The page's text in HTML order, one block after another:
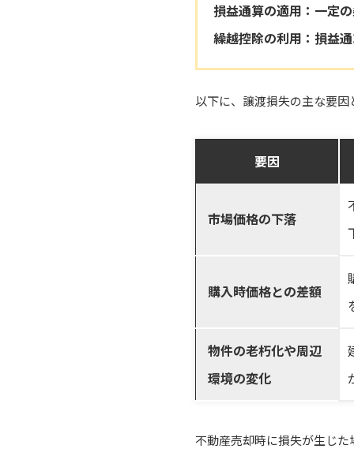
損益通算の適用：一定
繰越控除の利用：損益
以下に、譲渡損失の主な要
要因
市場価格の下落
購入時価格との差額
物件の老朽化や周辺
環境の変化
不動産売却時に損失が生じ